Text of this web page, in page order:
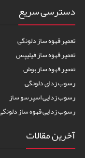
دسترسی سریع
تعمیر قهوه ساز دلونگی
تعمیر قهوه ساز فیلیپس
تعمیر قهوه ساز بوش
رسوب زدای دلونگی
رسوب زدایی اسپرسو ساز
رسوب زدایی قهوه ساز
آخرین مقالات